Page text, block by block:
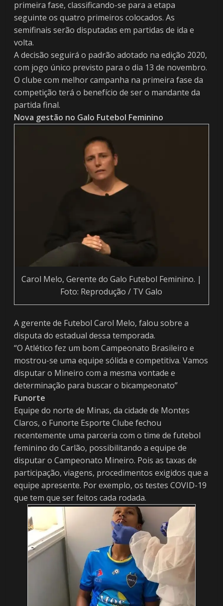
primeira fase, classificando-se para a etapa
seguinte os quatro primeiros colocados. As
semifinais serão disputadas em partidas de ida e
volta.
A decisão seguirá o padrão adotado na edição 2020,
com jogo único previsto para o dia 13 de novembro.
O clube com melhor campanha na primeira fase da
competição terá o benefício de ser o mandante da
partida final.
Nova gestão no Galo Futebol Feminino
Carol Melo, Gerente do Galo Futebol Feminino. |
Foto: Reprodução / TV Galo
A gerente de Futebol Carol Melo, falou sobre a
disputa do estadual dessa temporada.
“O Atlético fez um bom Campeonato Brasileiro e
mostrou-se uma equipe sólida e competitiva. Vamos
disputar o Mineiro com a mesma vontade e
determinação para buscar o bicampeonato”
Funorte
Equipe do norte de Minas, da cidade de Montes
Claros, o Funorte Esporte Clube fechou
recentemente uma parceria com o time de futebol
feminino do Carlão, possibilitando a equipe de
disputar o Campeonato Mineiro. Pois as taxas de
participação, viagens, procedimentos exigidos que a
equipe apresente. Por exemplo, os testes COVID-19
que tem que ser feitos cada rodada.